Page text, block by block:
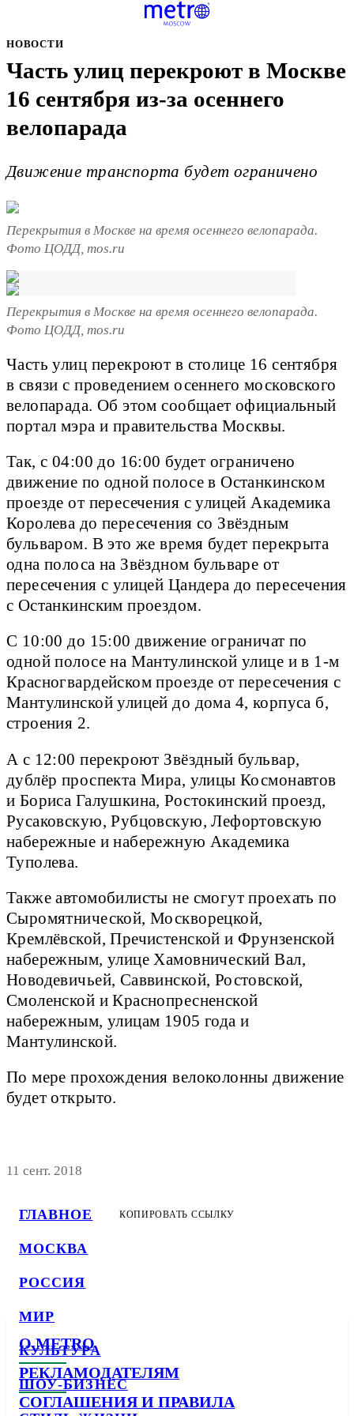
ГЛАВНОЕ
МОСКВА
РОССИЯ
МИР
КУЛЬТУРА
ШОУ-БИЗНЕС
НОВОСТИ
Часть улиц перекроют в Москве
16 сентября из-за осеннего
велопарада
Движение транспорта будет ограничено
Перекрытия в Москве на время осеннего велопарада.
Фото ЦОДД, mos.ru
Перекрытия в Москве на время осеннего велопарада.
Фото ЦОДД, mos.ru
Часть улиц перекроют в столице 16 сентября
в связи с проведением осеннего московского
велопарада. Об этом сообщает официальный
портал мэра и правительства Москвы.
Так, с 04:00 до 16:00 будет ограничено
движение по одной полосе в Останкинском
проезде от пересечения с улицей Академика
Королева до пересечения со Звёздным
бульваром. В это же время будет перекрыта
одна полоса на Звёздном бульваре от
пересечения с улицей Цандера до пересечения
с Останкинским проездом.
С 10:00 до 15:00 движение ограничат по
одной полосе на Мантулинской улице и в 1-м
Красногвардейском проезде от пересечения с
Мантулинской улицей до дома 4, корпуса б,
строения 2.
А с 12:00 перекроют Звёздный бульвар,
дублёр проспекта Мира, улицы Космонавтов
и Бориса Галушкина, Ростокинский проезд,
Русаковскую, Рубцовскую, Лефортовскую
набережные и набережную Академика
Туполева.
Также автомобилисты не смогут проехать по
Сыромятнической, Москворецкой,
Кремлёвской, Пречистенской и Фрунзенской
набережным, улице Хамовнический Вал,
Новодевичьей, Саввинской, Ростовской,
Смоленской и Краснопресненской
набережным, улицам 1905 года и
Мантулинской.
По мере прохождения велоколонны движение
будет открыто.
11 сент. 2018
КОПИРОВАТЬ ССЫЛКУ
О METRO
РЕКЛАМОДАТЕЛЯМ
СОГЛАШЕНИЯ И ПРАВИЛА